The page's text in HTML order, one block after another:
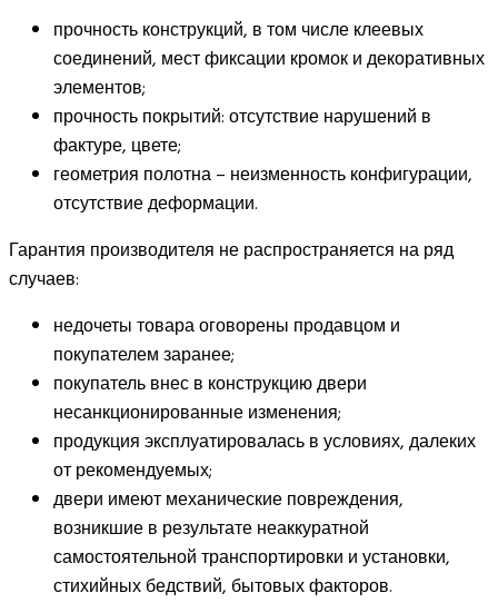
прочность конструкций, в том числе клеевых
соединений, мест фиксации кромок и декоративных
элементов;
прочность покрытий: отсутствие нарушений в
фактуре, цвете;
геометрия полотна – неизменность конфигурации,
отсутствие деформации.
Гарантия производителя не распространяется на ряд
случаев:
недочеты товара оговорены продавцом и
покупателем заранее;
покупатель внес в конструкцию двери
несанкционированные изменения;
продукция эксплуатировалась в условиях, далеких
от рекомендуемых;
двери имеют механические повреждения,
возникшие в результате неаккуратной
самостоятельной транспортировки и установки,
стихийных бедствий, бытовых факторов.